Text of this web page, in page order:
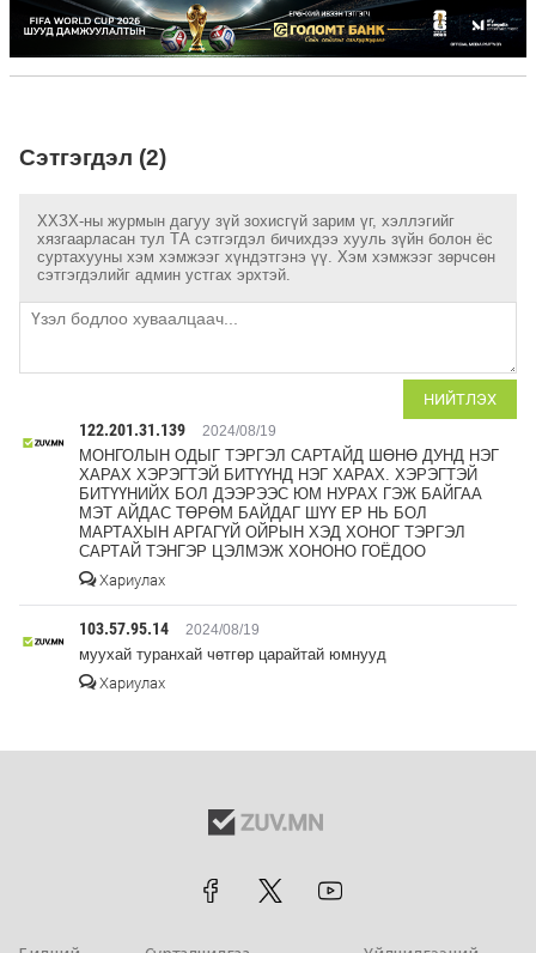
Сэтгэгдэл (2)
ХХЗХ-ны журмын дагуу зүй зохисгүй зарим үг, хэллэгийг
хязгаарласан тул ТА сэтгэгдэл бичихдээ хууль зүйн болон ёс
суртахууны хэм хэмжээг хүндэтгэнэ үү. Хэм хэмжээг зөрчсөн
сэтгэгдэлийг админ устгах эрхтэй.
НИЙТЛЭХ
122.201.31.139 2024/08/19
МОНГОЛЫН ОДЫГ ТЭРГЭЛ САРТАЙД ШӨНӨ ДУНД НЭГ
ХАРАХ ХЭРЭГТЭЙ БИТҮҮНД НЭГ ХАРАХ. ХЭРЭГТЭЙ
БИТҮҮНИЙХ БОЛ ДЭЭРЭЭС ЮМ НУРАХ ГЭЖ БАЙГАА
МЭТ АЙДАС ТӨРӨМ БАЙДАГ ШҮҮ ЕР НЬ БОЛ
МАРТАХЫН АРГАГҮЙ ОЙРЫН ХЭД ХОНОГ ТЭРГЭЛ
САРТАЙ ТЭНГЭР ЦЭЛМЭЖ ХОНОНО ГОЁДОО
Хариулах
103.57.95.14 2024/08/19
муухай туранхай чөтгөр царайтай юмнууд
Хариулах